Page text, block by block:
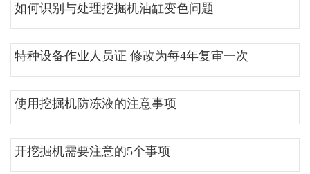
如何识别与处理挖掘机油缸变色问题
特种设备作业人员证 修改为每4年复审一次
使用挖掘机防冻液的注意事项
开挖掘机需要注意的5个事项